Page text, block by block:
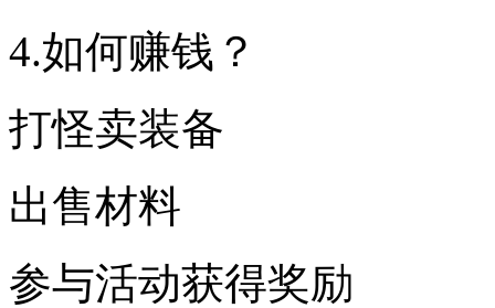
4.如何赚钱？
打怪卖装备
出售材料
参与活动获得奖励